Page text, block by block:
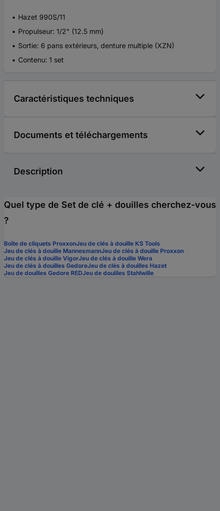
Hazet 990S/11
Propulseur: 1/2" (12.5 mm)
Sortie: 6 pans extérieurs, denture multiple (XZN)
Contenu: 1 set
Caractéristiques techniques
Documents et téléchargements
Description
Quel type de Set de clé + douilles cherchez-vous
?
Boîte de cliquets ProxxonJeu de clés à douille KS Tools
Jeu de clés à douille MannesmannJeu de clés à douille Proxxon
Jeu de clés à douille VigorJeu de clés à douille Wera
Jeu de clés à douilles GedoreJeu de clés à douilles Hazet
Jeu de douilles Gedore REDJeu de douilles Stahlwille